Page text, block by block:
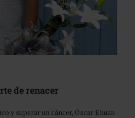
de renacer
y superar un cáncer, Óscar Ehuan